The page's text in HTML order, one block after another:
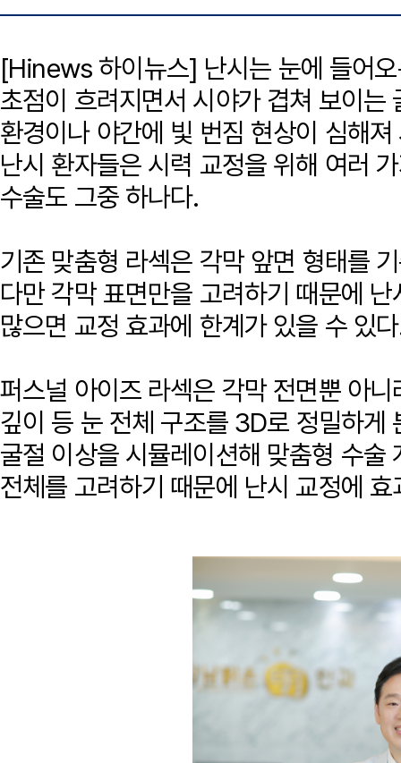
[Hinews 하이뉴스] 난시는 눈에 들어
초점이 흐려지면서 시야가 겹쳐 보이는
환경이나 야간에 빛 번짐 현상이 심해
난시 환자들은 시력 교정을 위해 여러
수술도 그중 하나다.
기존 맞춤형 라섹은 각막 앞면 형태를
다만 각막 표면만을 고려하기 때문에
많으면 교정 효과에 한계가 있을 수 있
퍼스널 아이즈 라섹은 각막 전면뿐 아
깊이 등 눈 전체 구조를 3D로 정밀하게
굴절 이상을 시뮬레이션해 맞춤형 수술
전체를 고려하기 때문에 난시 교정에 효